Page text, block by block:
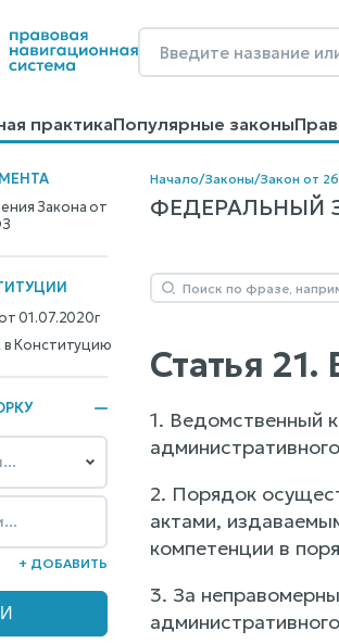
практикаПопулярные законы
материалыОбразцы
Закона от
01.07.2020г
в Конституцию
+ ДОБАВИТЬ
Начало/Законы/Закон от
ФЕДЕРАЛЬНЫЙ
Статья
1. Ведомственный
2. Порядок
актами,
компетенции в
3. За